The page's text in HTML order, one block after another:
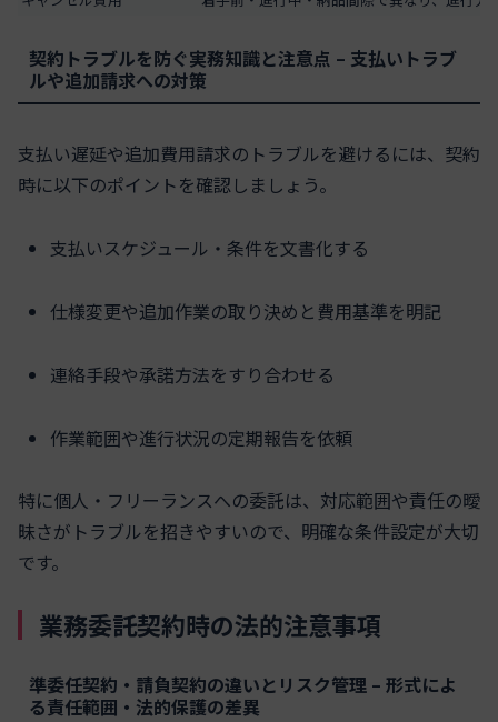
契約トラブルを防ぐ実務知識と注意点 – 支払いトラブ
ルや追加請求への対策
支払い遅延や追加費用請求のトラブルを避けるには、契約
時に以下のポイントを確認しましょう。
支払いスケジュール・条件を文書化する
仕様変更や追加作業の取り決めと費用基準を明記
連絡手段や承諾方法をすり合わせる
作業範囲や進行状況の定期報告を依頼
特に個人・フリーランスへの委託は、対応範囲や責任の曖
昧さがトラブルを招きやすいので、明確な条件設定が大切
です。
業務委託契約時の法的注意事項
準委任契約・請負契約の違いとリスク管理 – 形式によ
る責任範囲・法的保護の差異